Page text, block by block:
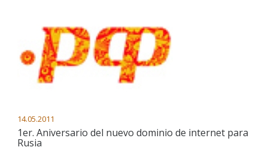
14.05.2011
1er. Aniversario del nuevo dominio de internet para
Rusia